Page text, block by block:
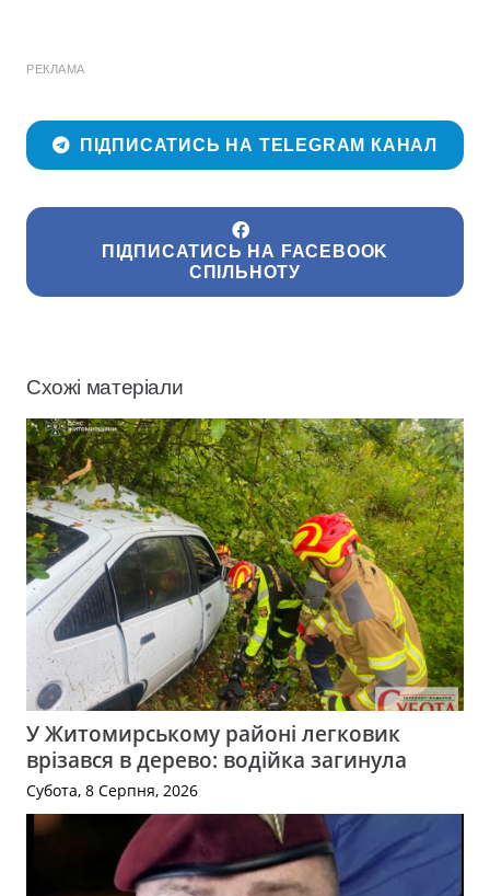
РЕКЛАМА
ПІДПИСАТИСЬ НА TELEGRAM КАНАЛ
ПІДПИСАТИСЬ НА FACEBOOK
СПІЛЬНОТУ
Схожі матеріали
У Житомирському районі легковик
врізався в дерево: водійка загинула
Субота, 8 Серпня, 2026